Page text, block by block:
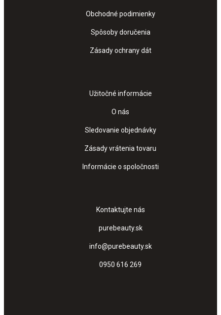
Obchodné podimienky
Spôsoby doručenia
Zásady ochrany dát
Užitočné informácie
O nás
Sledovanie objednávky
Zásady vrátenia tovaru
Informácie o spoločnosti
Kontaktujte nás
purebeauty.sk
info@purebeauty.sk
0950 616 269